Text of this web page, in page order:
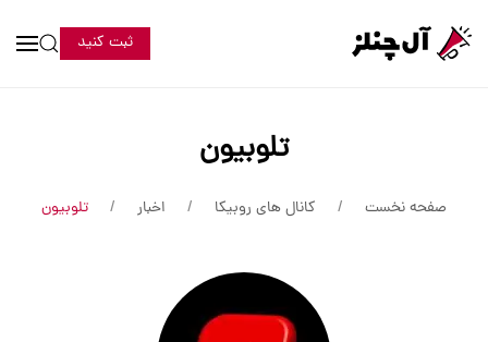
ثبت کنید
تلوبیون
صفحه نخست کانال های روبیکا اخبار تلوبیون